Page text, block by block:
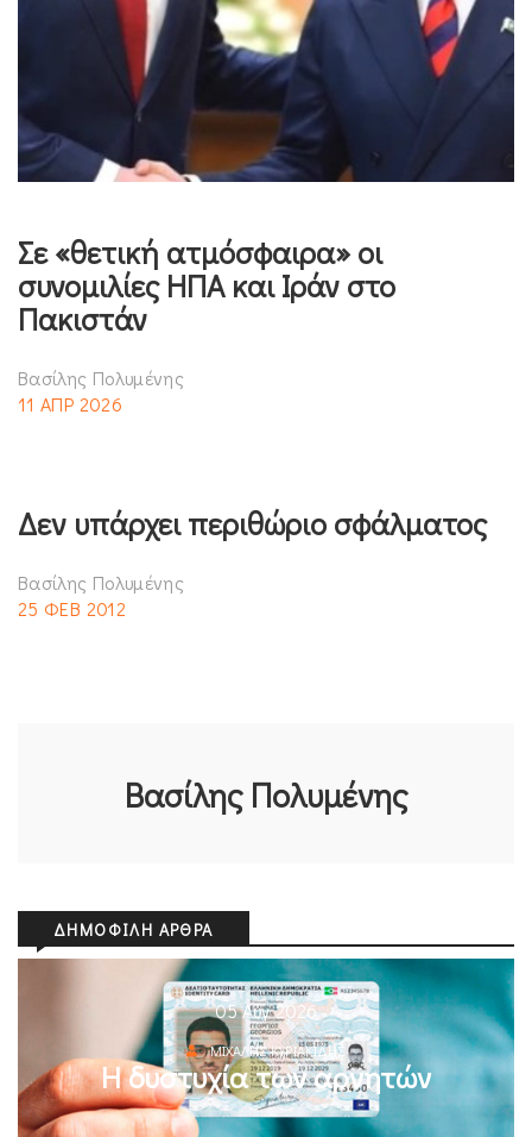
Σε «θετική ατμόσφαιρα» οι
συνομιλίες ΗΠΑ και Ιράν στο
Πακιστάν
Βασίλης Πολυμένης
11 ΑΠΡ 2026
Δεν υπάρχει περιθώριο σφάλματος
Βασίλης Πολυμένης
25 ΦΕΒ 2012
Βασίλης Πολυμένης
ΔΗΜΟΦΙΛΉ ΆΡΘΡΑ
05 Αυγ 2026
ΜΙΧΆΛΗΣ ΚΥΡΙΑΚΊΔΗΣ
Η δυστυχία των αρνητών